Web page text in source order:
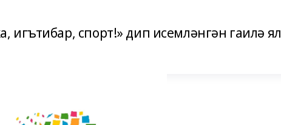
игътибар, спорт!» дип исемләнгән гаилә ял